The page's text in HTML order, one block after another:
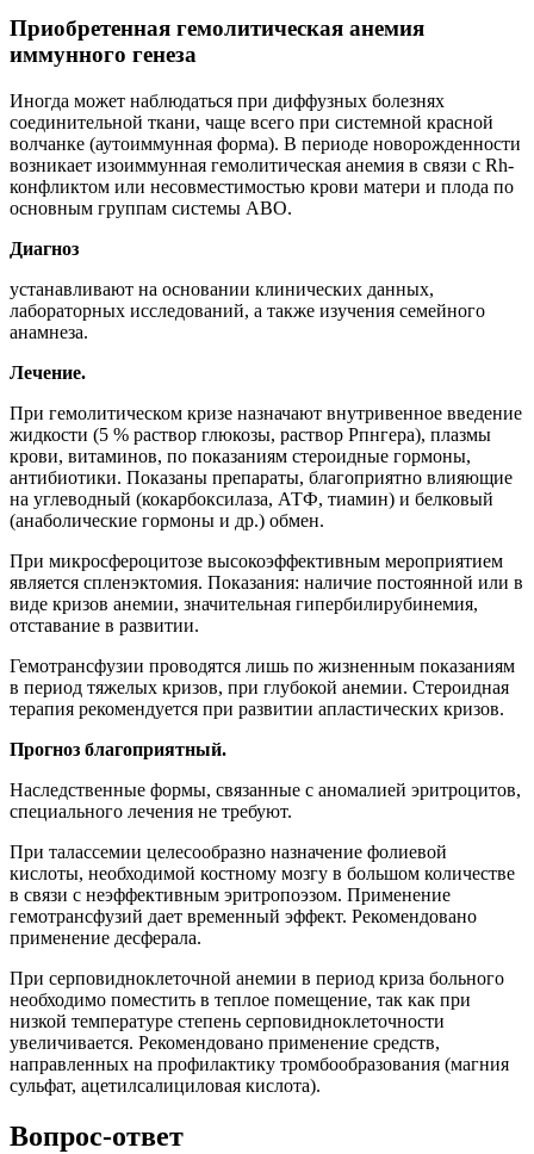
Приобретенная гемолитическая анемия
иммунного генеза
Иногда может наблюдаться при диффузных болезнях
соединительной ткани, чаще всего при системной красной
волчанке (аутоиммунная форма). В периоде новорожденности
возникает изоиммунная гемолитическая анемия в связи с Rh-
конфликтом или несовместимостью крови матери и плода по
основным группам системы АВО.
Диагноз
устанавливают на основании клинических данных,
лабораторных исследований, а также изучения семейного
анамнеза.
Лечение.
При гемолитическом кризе назначают внутривенное введение
жидкости (5 % раствор глюкозы, раствор Рпнгера), плазмы
крови, витаминов, по показаниям стероидные гормоны,
антибиотики. Показаны препараты, благоприятно влияющие
на углеводный (кокарбоксилаза, АТФ, тиамин) и белковый
(анаболические гормоны и др.) обмен.
При микросфероцитозе высокоэффективным мероприятием
является спленэктомия. Показания: наличие постоянной или в
виде кризов анемии, значительная гипербилирубинемия,
отставание в развитии.
Гемотрансфузии проводятся лишь по жизненным показаниям
в период тяжелых кризов, при глубокой анемии. Стероидная
терапия рекомендуется при развитии апластических кризов.
Прогноз благоприятный.
Наследственные формы, связанные с аномалией эритроцитов,
специального лечения не требуют.
При талассемии целесообразно назначение фолиевой
кислоты, необходимой костному мозгу в большом количестве
в связи с неэффективным эритропоэзом. Применение
гемотрансфузий дает временный эффект. Рекомендовано
применение десферала.
При серповидноклеточной анемии в период криза больного
необходимо поместить в теплое помещение, так как при
низкой температуре степень серповидноклеточности
увеличивается. Рекомендовано применение средств,
направленных на профилактику тромбообразования (магния
сульфат, ацетилсалициловая кислота).
Вопрос-ответ